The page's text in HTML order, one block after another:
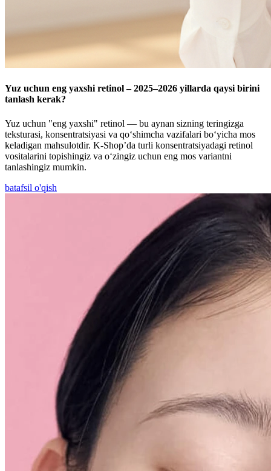
Yuz uchun eng yaxshi retinol – 2025–2026 yillarda qaysi birini
tanlash kerak?
Yuz uchun "eng yaxshi" retinol — bu aynan sizning teringizga
teksturasi, konsentratsiyasi va qo‘shimcha vazifalari bo‘yicha mos
keladigan mahsulotdir. K-Shop’da turli konsentratsiyadagi retinol
vositalarini topishingiz va o‘zingiz uchun eng mos variantni
tanlashingiz mumkin.
batafsil o'qish